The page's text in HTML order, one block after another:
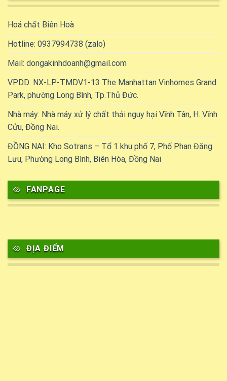
Hoá chất Biên Hoà
Hotline: 0937994738 (zalo)
Mail: dongakinhdoanh@gmail.com
VPDD: NX-LP-TMDV1-13 The Manhattan Vinhomes Grand
Park, phường Long Bình, Tp.Thủ Đức.
Nhà máy: Nhà máy xử lý chất thải nguy hại Vĩnh Tân, H. Vĩnh
Cửu, Đồng Nai.
ĐỒNG NAI: Kho Sotrans – Tổ 1 khu phố 7, Phố Phan Đăng
Lưu, Phường Long Bình, Biên Hòa, Đồng Nai
FANPAGE
ĐỊA ĐIỂM